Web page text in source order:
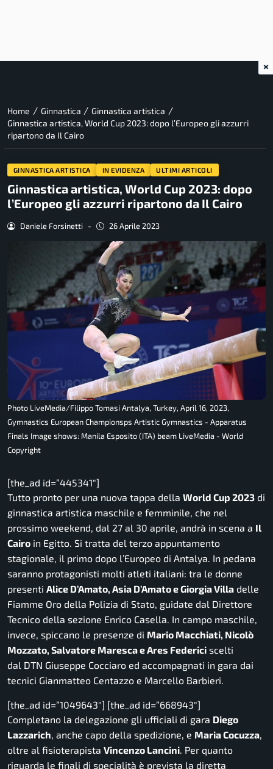
Home / Ginnastica / Ginnastica artistica /
Ginnastica artistica, World Cup 2023: dopo l’Europeo gli azzurri
ripartono da Il Cairo
GINNASTICA ARTISTICA IN EVIDENZA ULTIMI ARTICOLI
Ginnastica artistica, World Cup 2023: dopo
l’Europeo gli azzurri ripartono da Il Cairo
Daniele Forsinetti - 26 Aprile 2023
Photo LiveMedia/Filippo Tomasi Antalya, Turkey, April 16, 2023,
Gymnastics European Championsps Artistic Gymnastics - Apparatus
Finals Image shows: Manila Esposito (ITA) beam LiveMedia - World
Copyright
[the_ad id=”445341″]
Tutto pronto per una nuova tappa della World Cup 2023 di
ginnastica artistica maschile e femminile, che nel
prossimo weekend, dal 27 al 30 aprile, andrà in scena a Il
Cairo in Egitto. Si tratta del terzo appuntamento
stagionale, il primo dopo l’Europeo di Antalya. In pedana
saranno protagonisti molti atleti italiani: tra le donne
presenti Alice D’Amato, Asia D’Amato e Giorgia Villa delle
Fiamme Oro della Polizia di Stato, guidate dal Direttore
Tecnico della sezione Enrico Casella. In campo maschile,
invece, spiccano le presenze di Mario Macchiati, Nicolò
Mozzato, Salvatore Maresca e Ares Federici scelti
dal DTN Giuseppe Cocciaro ed accompagnati in gara dai
tecnici Gianmatteo Centazzo e Marcello Barbieri.
[the_ad id=”1049643″] [the_ad id=”668943″]
Completano la delegazione gli ufficiali di gara Diego
Lazzarich, anche capo della spedizione, e Maria Cocuzza,
oltre al fisioterapista Vincenzo Lancini. Per quanto
riguarda le finali di specialità è prevista la diretta
×